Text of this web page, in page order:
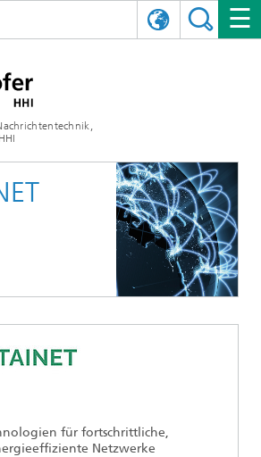
und Applikationen
HHI ALS ARBEITGEBER
für fortschrittliche,
Netzwerke